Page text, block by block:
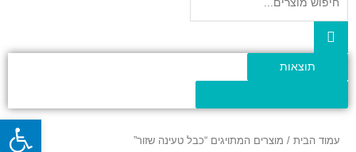
תוצאות
עמוד הבית / מוצרים המתויגים “כבל טעינה שזור”